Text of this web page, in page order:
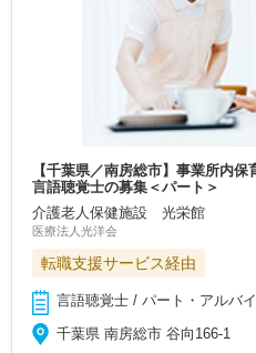
【千葉県／南房総市】事業所内
言語聴覚士の募集＜パート＞
介護老人保健施設 光栄館
医療法人光洋会
転職支援サービス経由
言語聴覚士 / パート・アルバ
千葉県 南房総市 谷向166-1